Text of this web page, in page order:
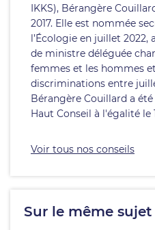
IKKS), Bérangère
2017. Elle est nommée
l’Écologie en juillet 2022,
de ministre déléguée
femmes et les hommes
discriminations entre
Bérangère Couillard a
Haut Conseil à l'égalité le
Voir tous nos conseils
Sur le même sujet